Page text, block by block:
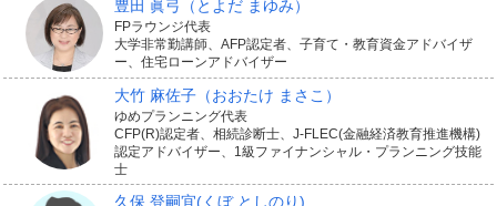
豊田 眞弓 （とよだ まゆみ）
FPラウンジ代表
大学非常勤講師、AFP認定者、子育て・教育資金アドバイザ
ー、住宅ローンアドバイザー
大竹 麻佐子 （おおたけ まさこ）
ゆめプランニング代表
CFP(R)認定者、相続診断士、J-FLEC(金融経済教育推進機構)
認定アドバイザー、1級ファイナンシャル・プランニング技能
士
久保 登嗣宜(くぼ としのり)